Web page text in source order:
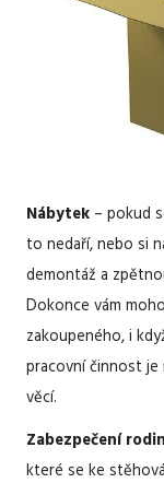
Nábytek – pokud
to nedaří, nebo si
demontáž a
Dokonce vám
zakoupeného, i
pracovní činnost
věcí.
Zabezpečení
které se ke